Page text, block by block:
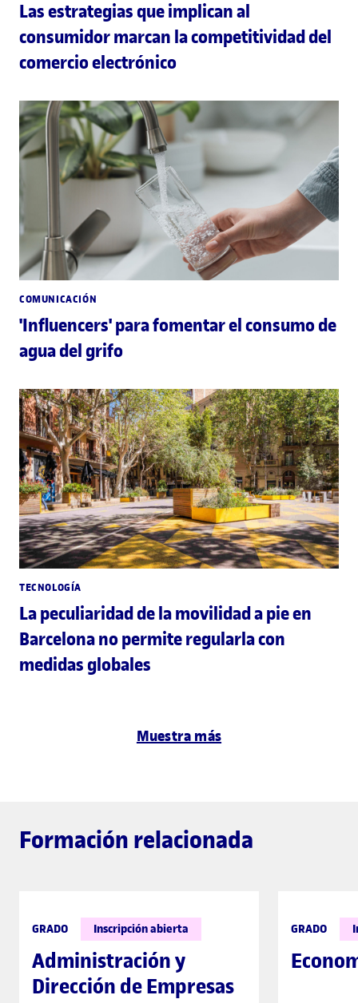
Las estrategias que implican al
consumidor marcan la competitividad del
comercio electrónico
COMUNICACIÓN
'Influencers' para fomentar el consumo de
agua del grifo
TECNOLOGÍA
La peculiaridad de la movilidad a pie en
Barcelona no permite regularla con
medidas globales
Muestra más
Formación relacionada
GRADO Inscripción abierta
Administración y
Dirección de Empresas
GRADO